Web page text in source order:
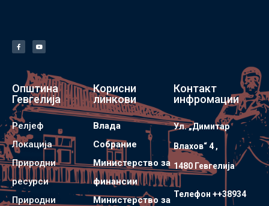
Општина
Гевгелија
Релјеф
Локација
Природни
ресурси
Природни
Корисни
линкови
Влада
Собрание
Министерство за
финансии
Министерство за
Контакт
инфромации
Ул. „Димитар
Влахов“ 4 ,
1480 Гевгелијa
Телефон ++38934